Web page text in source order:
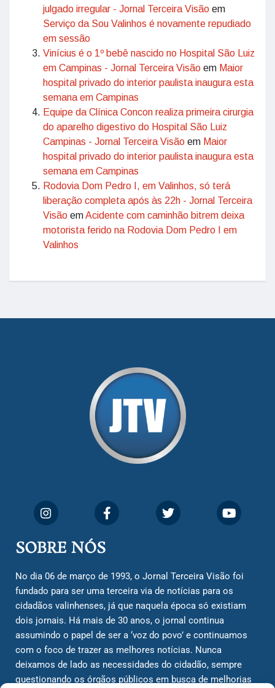
julgado irregular - Jornal Terceira Visão em
Serviço da Sou Valinhos é novamente repudiado
em sessão
Vinícius é o 1º bebê nascido no Hospital São Luiz
em Campinas - Jornal Terceira Visão em Maior
hospital privado do interior paulista inaugura esta
semana em Campinas
Equipe da Clínica Concon realiza primeira cirurgia
do aparelho digestivo do Hospital São Luiz
Campinas - Jornal Terceira Visão em Maior
hospital privado do interior paulista inaugura esta
semana em Campinas
Rodovia Dom Pedro I, em Valinhos, só terá
liberação completa após às 22h - Jornal Terceira
Visão emAcidente com caminhão bitrem deixa
motorista ferido na Rodovia Dom Pedro I em
Valinhos
SOBRE NÓS
No dia 06 de março de 1993, o Jornal Terceira Visão foi
fundado para ser uma terceira via de notícias para os
cidadãos valinhenses, já que naquela época só existiam
dois jornais. Há mais de 30 anos, o jornal continua
assumindo o papel de ser a ‘voz do povo’ e continuamos
com o foco de trazer as melhores notícias. Nunca
deixamos de lado as necessidades do cidadão, sempre
questionando os órgãos públicos em busca de melhorias